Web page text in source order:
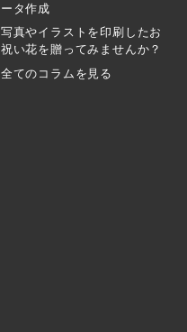
ータ作成
写真やイラストを印刷したお
祝い花を贈ってみませんか？
全てのコラムを見る